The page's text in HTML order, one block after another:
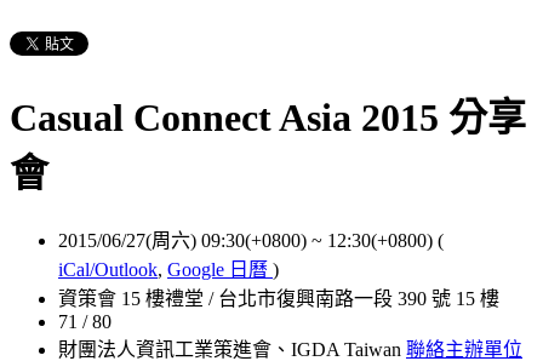
Casual Connect Asia 2015 分享
會
2015/06/27(周六) 09:30(+0800) ~ 12:30(+0800) (
iCal/Outlook, Google 日曆 )
資策會 15 樓禮堂 / 台北市復興南路一段 390 號 15 樓
71 / 80
財團法人資訊工業策進會、IGDA Taiwan 聯絡主辦單位